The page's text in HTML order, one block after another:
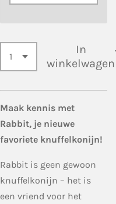
In
winkelwagen
Maak kennis met
Rabbit, je nieuwe
favoriete knuffelkonijn!
Rabbit is geen gewoon
knuffelkonijn – het is
een vriend voor het